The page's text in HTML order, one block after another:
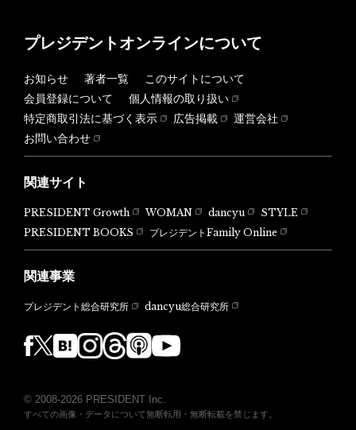
プレジデントオンラインについて
お知らせ 著者一覧
このサイトについて
会員登録について
個人情報の取り扱い
特定商取引法に基づく表示
広告掲載
運営会社
お問い合わせ
関連サイト
PRESIDENT Growth WOMAN dancyu
STYLE
PRESIDENT BOOKS
プレジデントFamily Online
関連事業
プレジデント総合研究所 dancyu総合研究所
© 2008-2026 PRESIDENT Inc.
すべての画像・データについて無断転用・無断転載を禁じます。